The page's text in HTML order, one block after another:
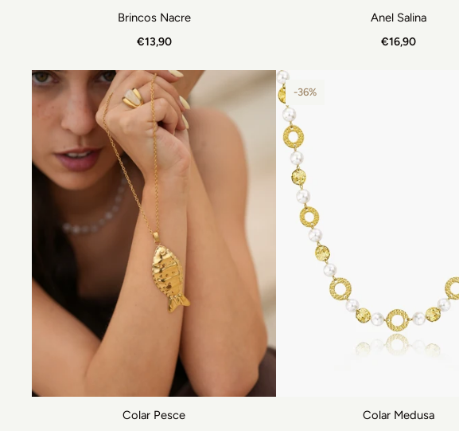
Brincos Nacre
€13,90
Anel Salina
€16,90
Colar Pesce
-36%
Colar Medusa